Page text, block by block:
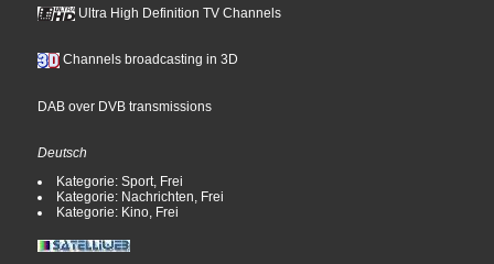
Ultra High Definition TV Channels
Channels broadcasting in 3D
DAB over DVB transmissions
Deutsch
Kategorie: Sport, Frei
Kategorie: Nachrichten, Frei
Kategorie: Kino, Frei